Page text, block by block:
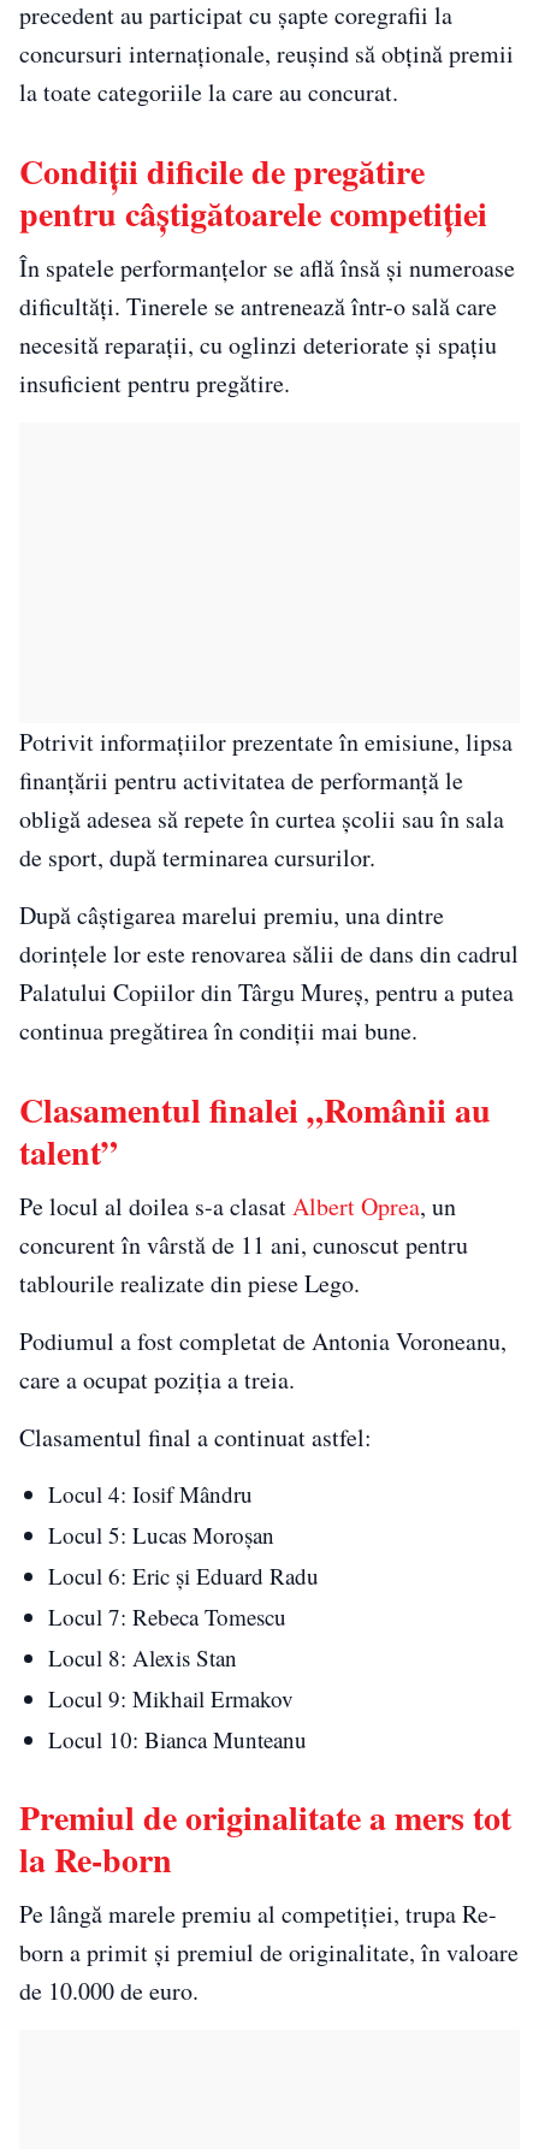
precedent au participat cu șapte coregrafii la
concursuri internaționale, reușind să obțină premii
la toate categoriile la care au concurat.
Condiții dificile de pregătire
pentru câștigătoarele competiției
În spatele performanțelor se află însă și numeroase
dificultăți. Tinerele se antrenează într-o sală care
necesită reparații, cu oglinzi deteriorate și spațiu
insuficient pentru pregătire.
Potrivit informațiilor prezentate în emisiune, lipsa
finanțării pentru activitatea de performanță le
obligă adesea să repete în curtea școlii sau în sala
de sport, după terminarea cursurilor.
După câștigarea marelui premiu, una dintre
dorințele lor este renovarea sălii de dans din cadrul
Palatului Copiilor din Târgu Mureș, pentru a putea
continua pregătirea în condiții mai bune.
Clasamentul finalei „Românii au
talent”
Pe locul al doilea s-a clasatAlbert Oprea, un
concurent în vârstă de 11 ani, cunoscut pentru
tablourile realizate din piese Lego.
Podiumul a fost completat de Antonia Voroneanu,
care a ocupat poziția a treia.
Clasamentul final a continuat astfel:
Locul 4: Iosif Mândru
Locul 5: Lucas Moroșan
Locul 6: Eric și Eduard Radu
Locul 7: Rebeca Tomescu
Locul 8: Alexis Stan
Locul 9: Mikhail Ermakov
Locul 10: Bianca Munteanu
Premiul de originalitate a mers tot
la Re-born
Pe lângă marele premiu al competiției, trupa Re-
born a primit și premiul de originalitate, în valoare
de 10.000 de euro.